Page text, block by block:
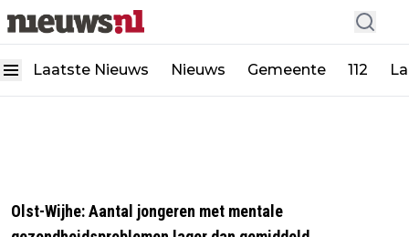
Laatste Nieuws Nieuws Gemeente 112
Olst-Wijhe: Aantal jongeren met mentale